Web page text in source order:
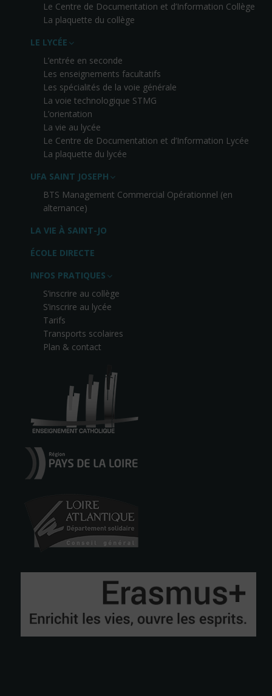
Le Centre de Documentation et d’Information Collège
La plaquette du collège
LE LYCÉE
L’entrée en seconde
Les enseignements facultatifs
Les spécialités de la voie générale
La voie technologique STMG
L’orientation
La vie au lycée
Le Centre de Documentation et d’Information Lycée
La plaquette du lycée
UFA SAINT JOSEPH
BTS Management Commercial Opérationnel (en
alternance)
LA VIE À SAINT-JO
ÉCOLE DIRECTE
INFOS PRATIQUES
S’inscrire au collège
S’inscrire au lycée
Tarifs
Transports scolaires
Plan & contact